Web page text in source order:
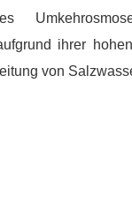
ihrer
von